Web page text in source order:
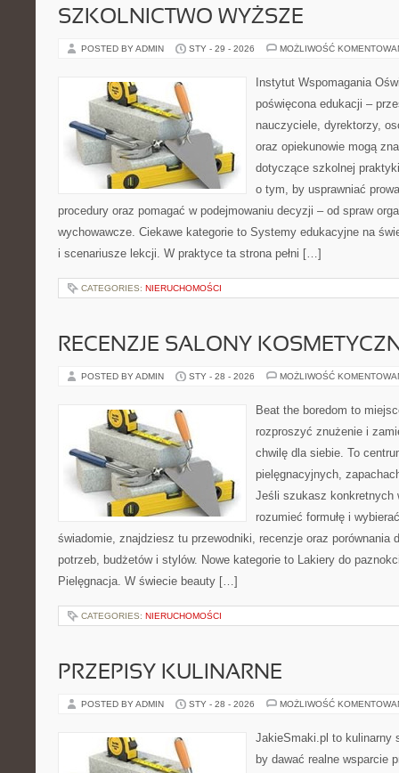
SZKOLNICTWO WYŻSZE
POSTED BY ADMIN STY - 29 - 2026 MOŻLIWOŚĆ
Instytut Wspomagania
poświęcona edukacji –
nauczyciele, dyrektorzy,
oraz opiekunowie mogą
dotyczące szkolnej
o tym, by usprawniać
procedury oraz pomagać w podejmowaniu decyzji – od spraw
wychowawcze. Ciekawe kategorie to Systemy edukacyjne na
i scenariusze lekcji. W praktyce ta strona pełni […]
CATEGORIES: NIERUCHOMOŚCI
RECENZJE SALONY
POSTED BY ADMIN STY - 28 - 2026 MOŻLIWOŚĆ
Beat the boredom to
rozproszyć znużenie i
chwilę dla siebie. To
pielęgnacyjnych,
Jeśli szukasz konkretnych
rozumieć formułę i
świadomie, znajdziesz tu przewodniki, recenzje oraz porównania
potrzeb, budżetów i stylów. Nowe kategorie to Lakiery do
Pielęgnacja. W świecie beauty […]
CATEGORIES: NIERUCHOMOŚCI
PRZEPISY KULINARNE
POSTED BY ADMIN STY - 28 - 2026 MOŻLIWOŚĆ
JakieSmaki.pl to kulinarny
by dawać realne wsparcie